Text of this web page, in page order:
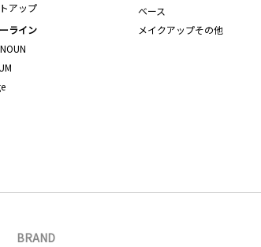
ベース
メイクアップその他
アップ
ライン
BRAND